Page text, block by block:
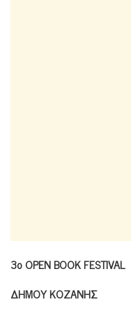
3οOPEN BOOK FESTIVAL
ΔΗΜΟΥΚΟΖΑΝΗΣ